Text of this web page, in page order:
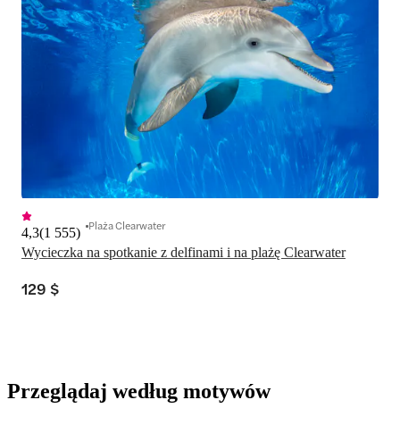
Wycieczka na spotkanie z delfinami i na plażę Clearwater
4,3(1 555) Plaża Clearwater
129 $
Przeglądaj według motywów